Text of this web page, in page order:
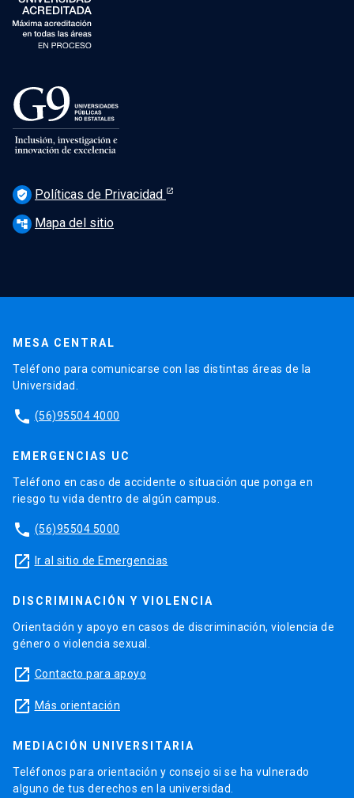
verified_user Políticas de Privacidad
account_tree Mapa del sitio
MESA CENTRAL
Teléfono para comunicarse con las distintas áreas de la
Universidad.
phone (56)95504 4000
EMERGENCIAS UC
Teléfono en caso de accidente o situación que ponga en
riesgo tu vida dentro de algún campus.
phone (56)95504 5000
launch Ir al sitio de Emergencias
DISCRIMINACIÓN Y VIOLENCIA
Orientación y apoyo en casos de discriminación, violencia de
género o violencia sexual.
launch Contacto para apoyo
launch Más orientación
MEDIACIÓN UNIVERSITARIA
Teléfonos para orientación y consejo si se ha vulnerado
alguno de tus derechos en la universidad.